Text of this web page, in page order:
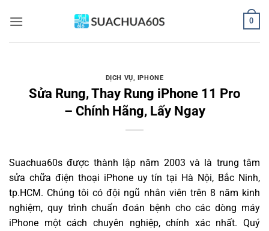
qua
0
DỊCH VỤ, IPHONE
Sửa Rung, Thay Rung iPhone 11 Pro
– Chính Hãng, Lấy Ngay
Suachua60s được thành lập năm 2003 và là trung tâm
sửa chữa điện thoại iPhone uy tín tại Hà Nội, Bắc Ninh,
tp.HCM. Chúng tôi có đội ngũ nhân viên trên 8 năm kinh
nghiệm, quy trình chuẩn đoán bệnh cho các dòng máy
iPhone một cách chuyên nghiệp, chính xác nhất. Quý